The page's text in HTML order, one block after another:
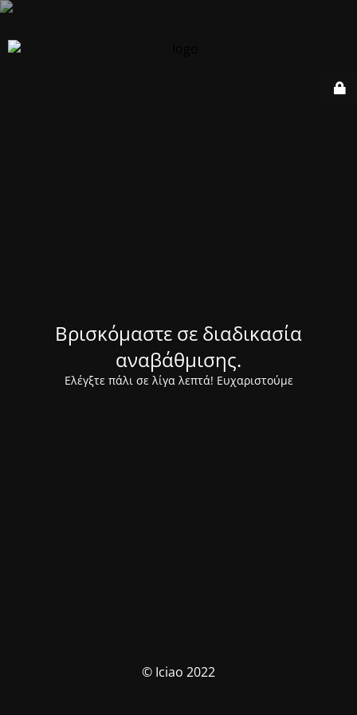
Βρισκόμαστε σε διαδικασία
αναβάθμισης.
Ελέγξτε πάλι σε λίγα λεπτά! Ευχαριστούμε
© Iciao 2022